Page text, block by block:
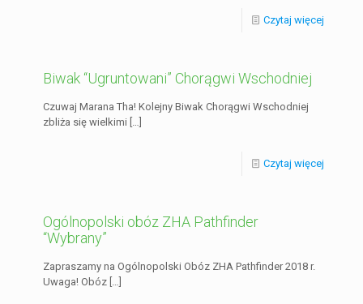
Czytaj więcej
Biwak “Ugruntowani” Chorągwi Wschodniej
Czuwaj Marana Tha! Kolejny Biwak Chorągwi Wschodniej
zbliża się wielkimi […]
Czytaj więcej
Ogólnopolski obóz ZHA Pathfinder
“Wybrany”
Zapraszamy na Ogólnopolski Obóz ZHA Pathfinder 2018 r.
Uwaga! Obóz […]